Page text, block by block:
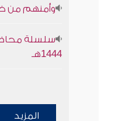
وأمنهم من
سلسلة
1444هـ
المزيد